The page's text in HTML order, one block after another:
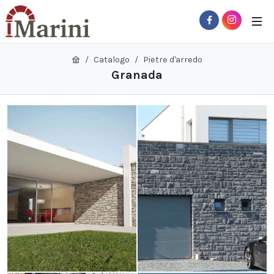
Menu
Catalogo Pietre d'arredo
Granada